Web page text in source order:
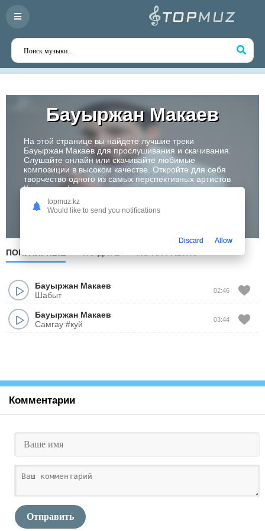
Бауыржан Макаев
На этой странице вы найдете лучшие треки
Бауыржан Макаев для прослушивания и скачивания.
Слушайте онлайн или скачивайте любимые
композиции в высоком качестве. Откройте для себя
творчество одного из самых перспективных артистов
Казахстана!
Слушать
ПОПУЛЯРНЫЕ
Бауыржан Макаев
Шабыт
02:46
Бауыржан Макаев
Самгау #куй
03:44
Комментарии
Отправить
topmuz.kz
Would like to send you notifications
Discard Allow